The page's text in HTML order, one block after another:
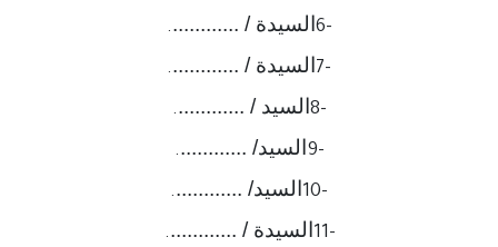
6-السيدة / .............
7-السيدة / .............
8-السيد / .............
9-السيد/ .............
10-السيد/ .............
11-السيدة / .............